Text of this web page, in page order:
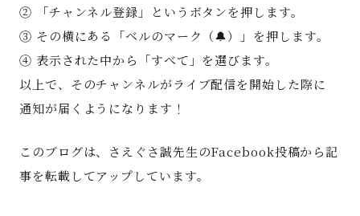
② 「チャンネル登録」というボタンを押します。
③ その横にある「ベルのマーク（🔔）」を押します。
④ 表示された中から「すべて」を選びます。
以上で、そのチャンネルがライブ配信を開始した際に
通知が届くようになります！
このブログは、さえぐさ誠先生のFacebook投稿から記
事を転載してアップしています。